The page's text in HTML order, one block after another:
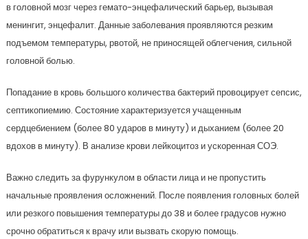
в головной мозг через гемато-энцефалический барьер, вызывая
менингит, энцефалит. Данные заболевания проявляются резким
подъемом температуры, рвотой, не приносящей облегчения, сильной
головной болью.
Попадание в кровь большого количества бактерий провоцирует сепсис,
септикопиемию. Состояние характеризуется учащенным
сердцебиением (более 80 ударов в минуту) и дыханием (более 20
вдохов в минуту). В анализе крови лейкоцитоз и ускоренная СОЭ.
Важно следить за фурункулом в области лица и не пропустить
начальные проявления осложнений. После появления головных болей
или резкого повышения температуры до 38 и более градусов нужно
срочно обратиться к врачу или вызвать скорую помощь.